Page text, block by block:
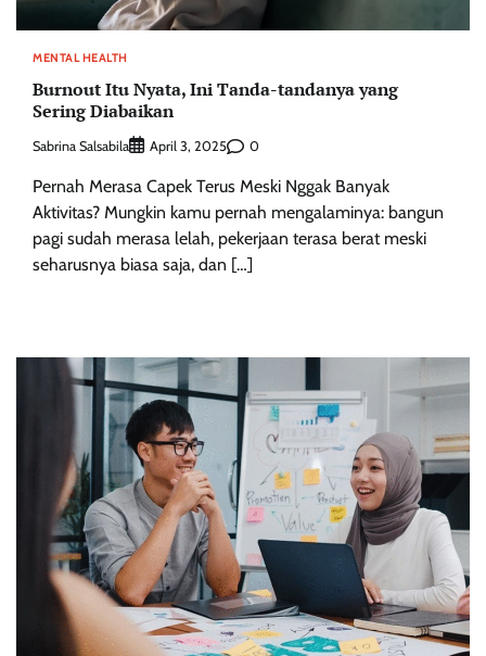
MENTAL HEALTH
Burnout Itu Nyata, Ini Tanda-tandanya yang
Sering Diabaikan
Sabrina Salsabila April 3, 2025 0
Pernah Merasa Capek Terus Meski Nggak Banyak
Aktivitas? Mungkin kamu pernah mengalaminya: bangun
pagi sudah merasa lelah, pekerjaan terasa berat meski
seharusnya biasa saja, dan […]